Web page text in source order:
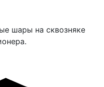
шары на сквозняке